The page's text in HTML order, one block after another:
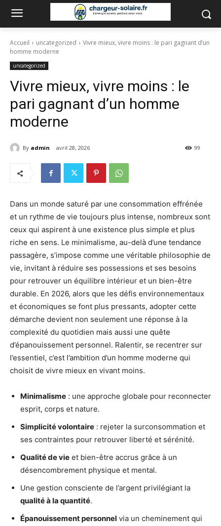
Accueil uncategorized
Vivre mieux, vivre moins : le pari gagnant d’un
homme moderne
uncategorized
Vivre mieux, vivre moins : le
pari gagnant d’un homme
moderne
By admin avril 28, 2026 99
Dans un monde saturé par une consommation effrénée
et un rythme de vie toujours plus intense, nombreux sont
ceux qui aspirent à une existence plus simple et plus
riche en sens. Le minimalisme, au-delà d’une tendance
passagère, s’impose comme une véritable philosophie de
vie, invitant à réduire ses possessions et ses besoins
pour retrouver un équilibre intérieur et un bien-être
durable. En 2026, alors que les défis environnementaux
et économiques se font plus pressants, adopter cette
démarche devient non seulement une réponse à la
complexité du quotidien mais aussi une quête
d’épanouissement personnel. Ralentir, se recentrer sur
l’essentiel, c’est l’ambition d’un homme moderne qui
choisit de vivre mieux en vivant moins.
Minimalisme : une approche globale pour reconnecter
esprit, corps et nature.
Simplicité volontaire : rejeter la surconsommation et
ses contraintes pour retrouver liberté et sérénité.
Qualité de vie et bien-être accrus grâce à un
désencombrement physique et mental.
Une gestion consciente de l’argent privilégiant la
qualité à la quantité.
Épanouissement personnel via un cheminement qui